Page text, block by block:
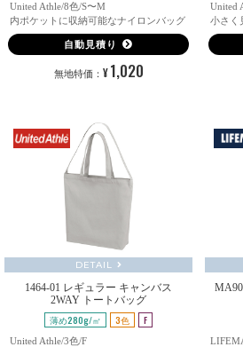
United Athle/8色/S〜M
内ポケットに収納可能なナイロンバッグ
自動見積り
無地特価： ¥ 1,020
United
小さく
DETAIL
1464-01 レギュラー キャンバス
2WAY トートバッグ
薄め280g/㎡ 3色 F
United Athle/3色/F